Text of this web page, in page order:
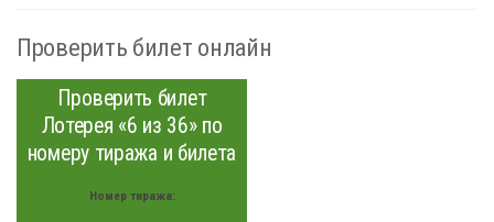
Проверить билет онлайн
Проверить билет
Лотерея «6 из 36» по
номеру тиража и билета
Номер тиража: